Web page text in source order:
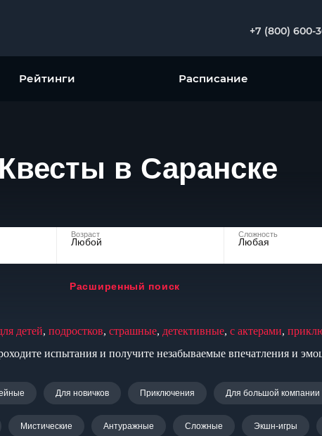
+7 (800) 600-
Рейтинги Расписание
Квесты в Саранске
Возраст
Любой
Сложность
Любая
Расширенный поиск
детей, подростков, страшные, детективные, с актерами,
испытания и получите незабываемые впечатления и
Для новичков Приключения Для большой компании
Мистические Антуражные Сложные Экшн-игры